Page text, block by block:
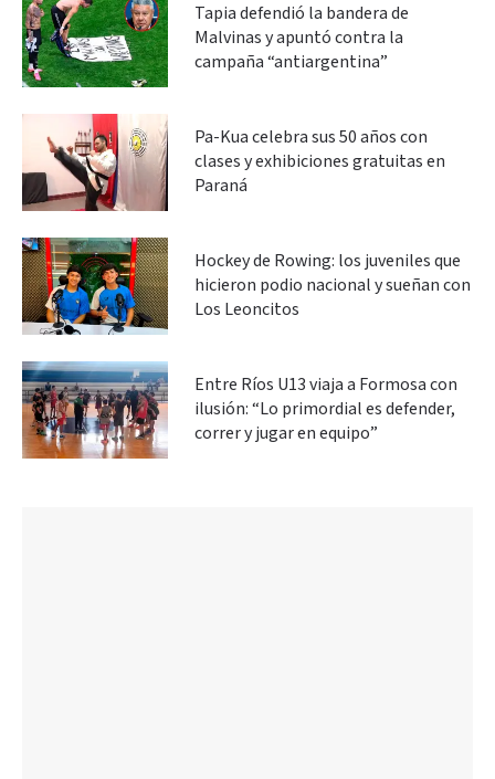
Tapia defendió la bandera de
Malvinas y apuntó contra la
campaña “antiargentina”
Pa-Kua celebra sus 50 años con
clases y exhibiciones gratuitas en
Paraná
Hockey de Rowing: los juveniles que
hicieron podio nacional y sueñan con
Los Leoncitos
Entre Ríos U13 viaja a Formosa con
ilusión: “Lo primordial es defender,
correr y jugar en equipo”